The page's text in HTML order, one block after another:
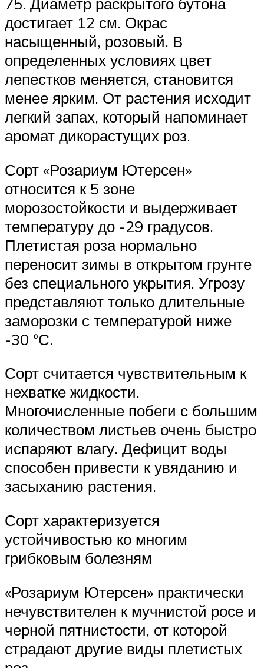
достигает 12 см. Окрас
насыщенный, розовый. В
определенных условиях цвет
лепестков меняется, становится
менее ярким. От растения исходит
легкий запах, который напоминает
аромат дикорастущих роз.
Сорт «Розариум Ютерсен»
относится к 5 зоне
морозостойкости и выдерживает
температуру до -29 градусов.
Плетистая роза нормально
переносит зимы в открытом грунте
без специального укрытия. Угрозу
представляют только длительные
заморозки с температурой ниже
-30 °С.
Сорт считается чувствительным к
нехватке жидкости.
Многочисленные побеги с большим
количеством листьев очень быстро
испаряют влагу. Дефицит воды
способен привести к увяданию и
засыханию растения.
Сорт характеризуется
устойчивостью ко многим
грибковым болезням
«Розариум Ютерсен» практически
нечувствителен к мучнистой росе и
черной пятнистости, от которой
страдают другие виды плетистых